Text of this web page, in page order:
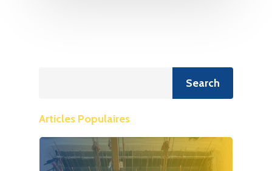
Search
Articles Populaires